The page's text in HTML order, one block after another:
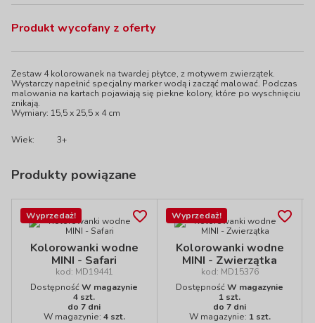
Produkt wycofany z oferty
Zestaw 4 kolorowanek na twardej płytce, z motywem zwierzątek.
Wystarczy napełnić specjalny marker wodą i zacząć malować. Podczas
malowania na kartach pojawiają się piekne kolory, które po wyschnięciu
znikają.
Wymiary: 15,5 x 25,5 x 4 cm
Wiek: 3+
Produkty powiązane
Wyprzedaż!
Kolorowanki wodne
MINI - Safari
kod: MD19441
DostępnośćW magazynie
4 szt.
do 7 dni
W magazynie: 4 szt.
Wyprzedaż!
Kolorowanki wodne
MINI - Zwierzątka
kod: MD15376
DostępnośćW magazynie
1 szt.
do 7 dni
W magazynie: 1 szt.